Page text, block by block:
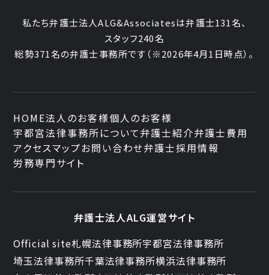
私たち弁護士法人ALG&Associatesは弁護士131名、
スタッフ240名
総勢371名の弁護士事務所です （※2026年4月1日時点）。
HOME法人のお客様個人のお客様
宇都宮法律事務所について弁護士紹介弁護士費用
アクセスマップお問い合わせ弁護士採用情報
労務専門サイト
弁護士法人ALG運営サイト
Official site札幌法律事務所宇都宮法律事務所
埼玉法律事務所千葉法律事務所横浜法律事務所